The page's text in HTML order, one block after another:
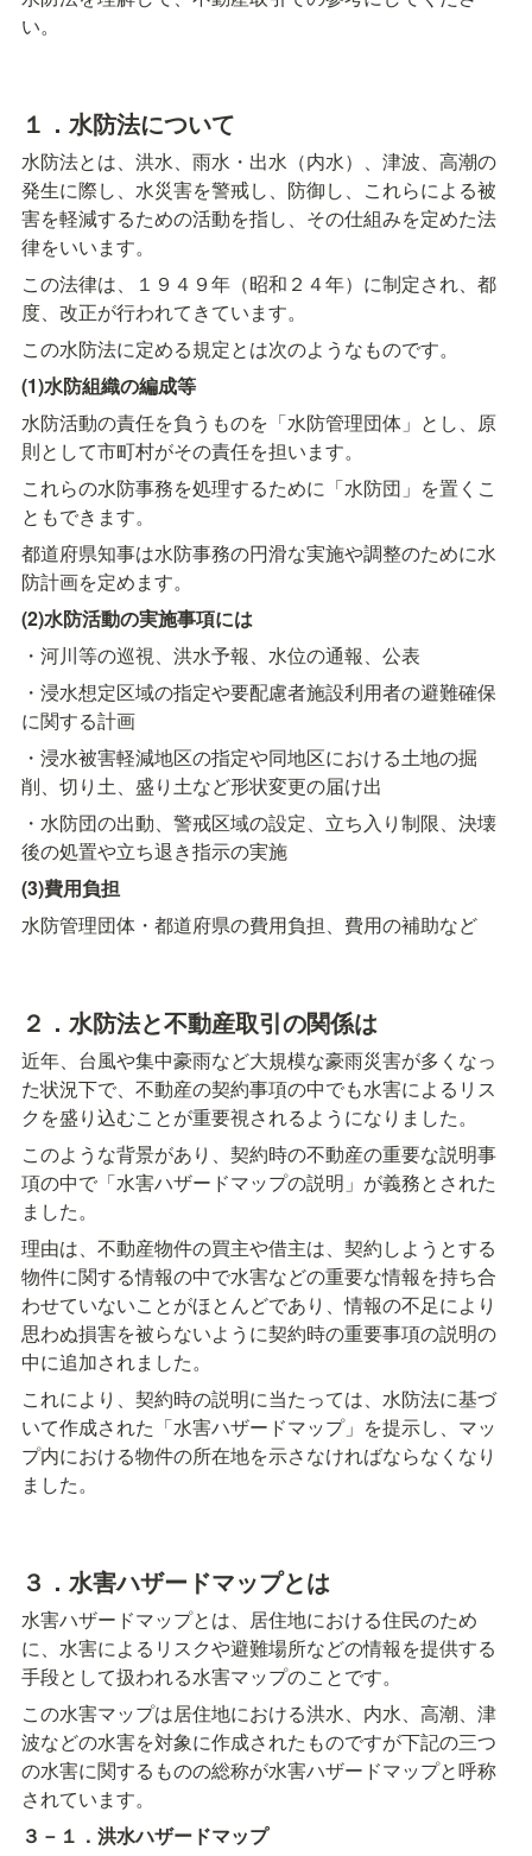
い。
１．水防法について
水防法とは、洪水、雨水・出水（内水）、津波、高潮の
発生に際し、水災害を警戒し、防御し、これらによる被
害を軽減するための活動を指し、その仕組みを定めた法
律をいいます。
この法律は、１９４９年（昭和２４年）に制定され、都
度、改正が行われてきています。
この水防法に定める規定とは次のようなものです。
(1)水防組織の編成等
水防活動の責任を負うものを「水防管理団体」とし、原
則として市町村がその責任を担います。
これらの水防事務を処理するために「水防団」を置くこ
ともできます。
都道府県知事は水防事務の円滑な実施や調整のために水
防計画を定めます。
(2)水防活動の実施事項には
・河川等の巡視、洪水予報、水位の通報、公表
・浸水想定区域の指定や要配慮者施設利用者の避難確保
に関する計画
・浸水被害軽減地区の指定や同地区における土地の掘
削、切り土、盛り土など形状変更の届け出
・水防団の出動、警戒区域の設定、立ち入り制限、決壊
後の処置や立ち退き指示の実施
(3)費用負担
水防管理団体・都道府県の費用負担、費用の補助など
２．水防法と不動産取引の関係は
近年、台風や集中豪雨など大規模な豪雨災害が多くなっ
た状況下で、不動産の契約事項の中でも水害によるリス
クを盛り込むことが重要視されるようになりました。
このような背景があり、契約時の不動産の重要な説明事
項の中で「水害ハザードマップの説明」が義務とされた
ました。
理由は、不動産物件の買主や借主は、契約しようとする
物件に関する情報の中で水害などの重要な情報を持ち合
わせていないことがほとんどであり、情報の不足により
思わぬ損害を被らないように契約時の重要事項の説明の
中に追加されました。
これにより、契約時の説明に当たっては、水防法に基づ
いて作成された「水害ハザードマップ」を提示し、マッ
プ内における物件の所在地を示さなければならなくなり
ました。
３．水害ハザードマップとは
水害ハザードマップとは、居住地における住民のため
に、水害によるリスクや避難場所などの情報を提供する
手段として扱われる水害マップのことです。
この水害マップは居住地における洪水、内水、高潮、津
波などの水害を対象に作成されたものですが下記の三つ
の水害に関するものの総称が水害ハザードマップと呼称
されています。
３－１．洪水ハザードマップ